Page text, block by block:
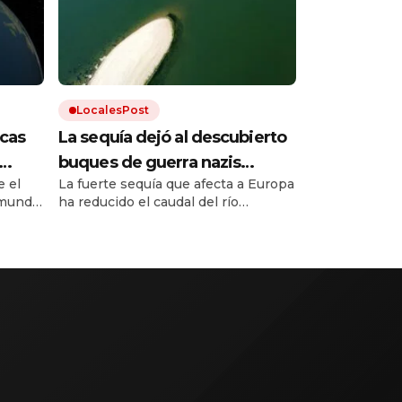
el
LocalesPost
La sequía dejó al descubierto
buques de guerra nazis
hundidos en un río europeo
La fuerte sequía que afecta a Europa
ha reducido el caudal del río
de buques de guerra alemanes